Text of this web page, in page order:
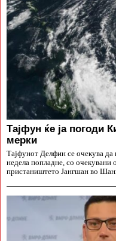
Тајфун ќе ја погоди
мерки
Тајфунот Делфин се очекува
недела попладне, со
пристаништето Јангшан во